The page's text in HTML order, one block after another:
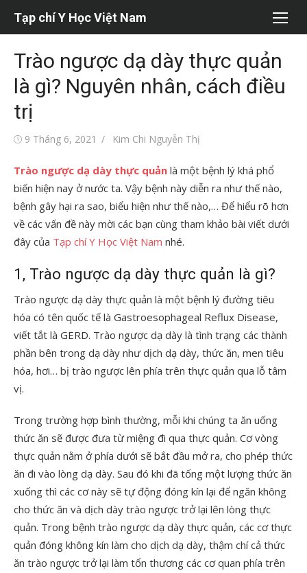
Tạp chí Y Học Việt Nam
Trào ngược dạ dày thực quản
là gì? Nguyên nhân, cách điều
trị
Đăng9 Tháng 6, 2021
Tác
Kim Chi Nguyễn Thị
Trào ngược dạ dày thực quản là một bệnh lý khá phổ
biến hiện nay ở nước ta. Vậy bệnh này diễn ra như thế nào,
bệnh gây hại ra sao, biểu hiện như thế nào,… Để hiểu rõ hơn
về các vấn đề này mời các bạn cùng tham khảo bài viết dưới
đây của Tạp chí Y Học Việt Nam nhé.
1, Trào ngược dạ dày thực quản là gì?
Trào ngược dạ dày thực quản là một bệnh lý đường tiêu
hóa có tên quốc tế là Gastroesophageal Reflux Disease,
viết tắt là GERD. Trào ngược dạ dày là tình trạng các thành
phần bên trong dạ dày như dịch dạ dày, thức ăn, men tiêu
hóa, hơi… bị trào ngược lên phía trên thực quản qua lỗ tâm
vị.
Trong trường hợp bình thường, mỗi khi chúng ta ăn uống
thức ăn sẽ được đưa từ miệng đi qua thực quản. Cơ vòng
thực quản nằm ở phía dưới sẽ bắt đầu mở ra, cho phép thức
ăn đi vào lòng dạ dày. Sau đó khi đã tống một lượng thức ăn
xuống thì các cơ này sẽ tự động đóng kín lại để ngăn không
cho thức ăn và dịch dày trào ngược trở lại lên lòng thực
quản. Trong bệnh trào ngược dạ dày thực quản, các cơ thực
quản đóng không kín làm cho dịch dạ dày, thậm chí cả thức
ăn trào ngược trở lại làm tổn thương các cơ quan phía trên